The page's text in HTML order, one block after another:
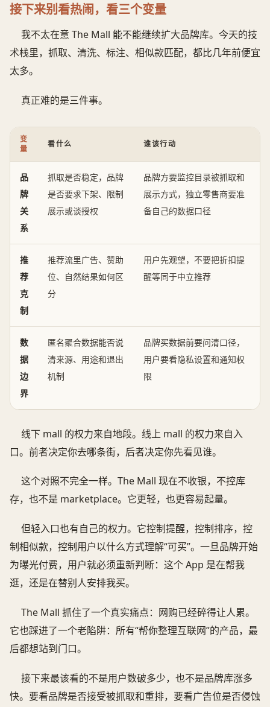
接下来别看热闹，看三个变量
我不太在意 The Mall 能不能继续扩大品牌库。今天的技
术栈里，抓取、清洗、标注、相似款匹配，都比几年前便宜
太多。
真正难的是三件事。
变
量
看什么 谁该行动
品
牌
关
系
抓取是否稳定，品牌
是否要求下架、限制
展示或谈授权
品牌方要监控目录被抓取和
展示方式，独立零售商要准
备自己的数据口径
推
荐
克
制
推荐流里广告、赞助
位、自然结果如何区
分
用户先观望，不要把折扣提
醒等同于中立推荐
数
据
边
界
匿名聚合数据能否说
清来源、用途和退出
机制
品牌买数据前要问清口径，
用户要看隐私设置和通知权
限
线下 mall 的权力来自地段。线上 mall 的权力来自入
口。前者决定你去哪条街，后者决定你先看见谁。
这个对照不完全一样。The Mall 现在不收银，不控库
存，也不是 marketplace。它更轻，也更容易起量。
但轻入口也有自己的权力。它控制提醒，控制排序，控
制相似款，控制用户以什么方式理解“可买”。一旦品牌开始
为曝光付费，用户就必须重新判断：这个 App 是在帮我
逛，还是在替别人安排我买。
The Mall 抓住了一个真实痛点：网购已经碎得让人累。
它也踩进了一个老陷阱：所有“帮你整理互联网”的产品，最
后都想站到门口。
接下来最该看的不是用户数破多少，也不是品牌库涨多
快。要看品牌是否接受被抓取和重排，要看广告位是否侵蚀